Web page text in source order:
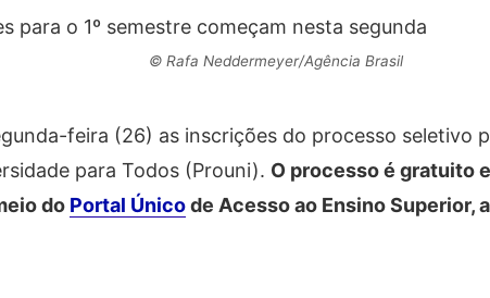
© Rafa Neddermeyer/Agência Brasil
feira (26) as inscrições do processo seletivo
para Todos (Prouni). O processo é gratuito
do Portal Únicode Acesso ao Ensino Superior,